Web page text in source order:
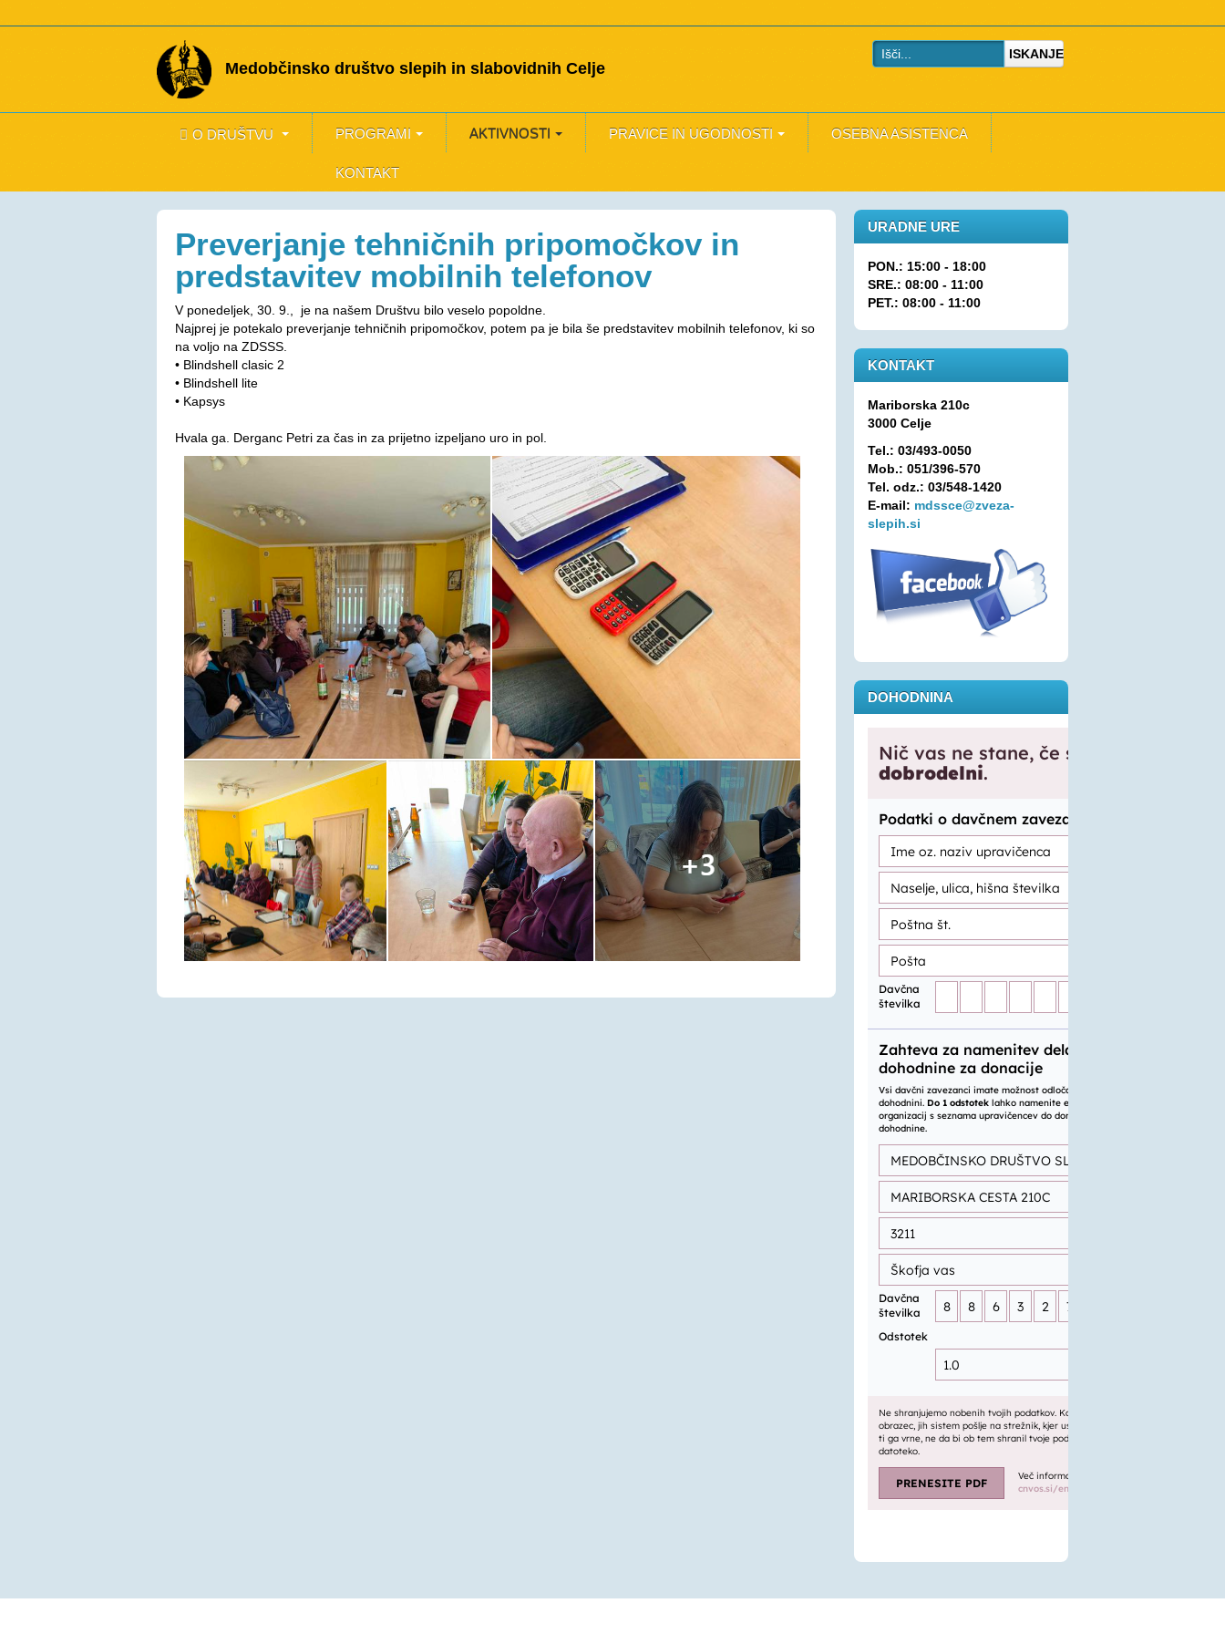
Medobčinsko društvo slepih in slabovidnih Celje
ISKANJE
O DRUŠTVU PROGRAMI AKTIVNOSTI PRAVICE IN UGODNOSTI OSEBNA ASISTENCA
KONTAKT
Preverjanje tehničnih pripomočkov in
predstavitev mobilnih telefonov
V ponedeljek, 30. 9., je na našem Društvu bilo veselo popoldne.
Najprej je potekalo preverjanje tehničnih pripomočkov, potem pa je bila še predstavitev mobilnih telefonov, ki so
na voljo na ZDSSS.
• Blindshell clasic 2
• Blindshell lite
• Kapsys
Hvala ga. Derganc Petri za čas in za prijetno izpeljano uro in pol.
URADNE URE
PON.: 15:00 - 18:00
SRE.: 08:00 - 11:00
PET.: 08:00 - 11:00
KONTAKT
Mariborska 210c
3000 Celje
Tel.: 03/493-0050
Mob.: 051/396-570
Tel. odz.: 03/548-1420
E-mail: mdssce@zveza-
slepih.si
DOHODNINA